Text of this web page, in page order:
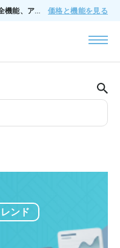
🔥月額$200でTenjinにフルアクセス - 全機能、アドオンなし、いつでもキャンセル可能。 価格と機能を見る
ンド